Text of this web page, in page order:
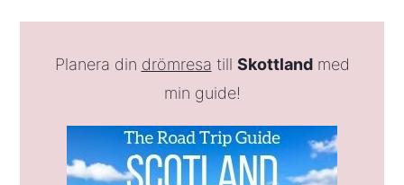
Planera din drömresa till Skottlandmed
min guide!